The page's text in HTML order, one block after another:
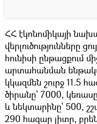
ՀՀ էկոնոմիկայի
վերլուծությունները
հունիսի ընթացքում
արտահանման
կկազմեն շուրջ 11.5
ծիրանը՝ 7000,
և նեկտարինը՝ 500,
290 հազար լիտր,